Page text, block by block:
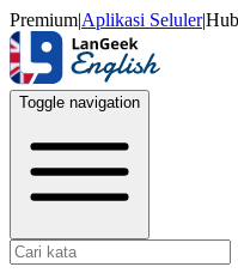
Premium|Aplikasi Seluler|
Toggle navigation